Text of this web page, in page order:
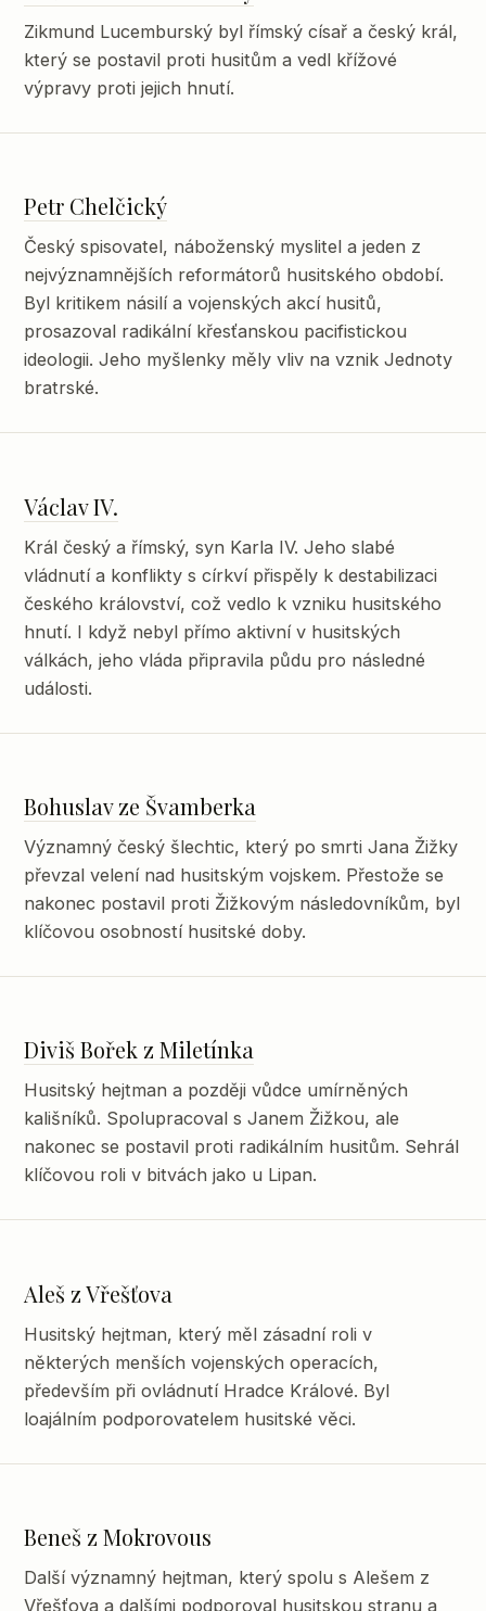
Zikmund Lucemburský byl římský císař a český král,
který se postavil proti husitům a vedl křížové
výpravy proti jejich hnutí.
Petr Chelčický
Český spisovatel, náboženský myslitel a jeden z
nejvýznamnějších reformátorů husitského období.
Byl kritikem násilí a vojenských akcí husitů,
prosazoval radikální křesťanskou pacifistickou
ideologii. Jeho myšlenky měly vliv na vznik Jednoty
bratrské.
Václav IV.
Král český a římský, syn Karla IV. Jeho slabé
vládnutí a konflikty s církví přispěly k destabilizaci
českého království, což vedlo k vzniku husitského
hnutí. I když nebyl přímo aktivní v husitských
válkách, jeho vláda připravila půdu pro následné
události.
Bohuslav ze Švamberka
Významný český šlechtic, který po smrti Jana Žižky
převzal velení nad husitským vojskem. Přestože se
nakonec postavil proti Žižkovým následovníkům, byl
klíčovou osobností husitské doby.
Diviš Bořek z Miletínka
Husitský hejtman a později vůdce umírněných
kališníků. Spolupracoval s Janem Žižkou, ale
nakonec se postavil proti radikálním husitům. Sehrál
klíčovou roli v bitvách jako u Lipan.
Aleš z Vřešťova
Husitský hejtman, který měl zásadní roli v
některých menších vojenských operacích,
především při ovládnutí Hradce Králové. Byl
loajálním podporovatelem husitské věci.
Beneš z Mokrovous
Další významný hejtman, který spolu s Alešem z
Vřešťova a dalšími podporoval husitskou stranu a